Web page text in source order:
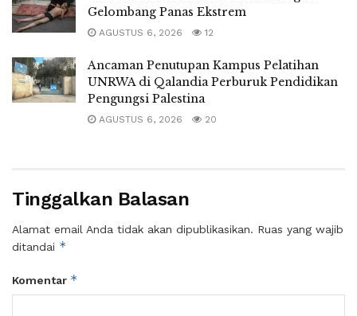
Gelombang Panas Ekstrem
AGUSTUS 6, 2026 12
Ancaman Penutupan Kampus Pelatihan
UNRWA di Qalandia Perburuk Pendidikan
Pengungsi Palestina
AGUSTUS 6, 2026 20
Tinggalkan Balasan
Alamat email Anda tidak akan dipublikasikan. Ruas yang wajib
ditandai *
Komentar *